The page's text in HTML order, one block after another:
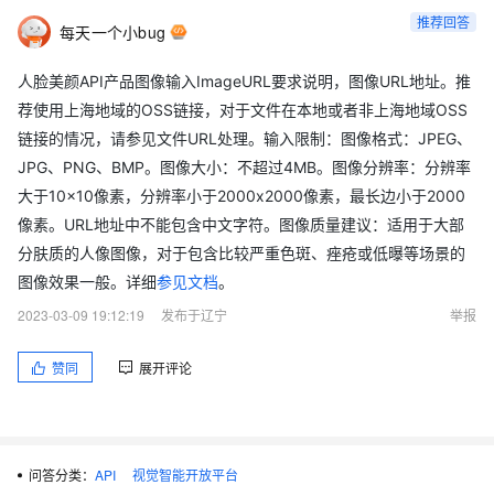
每天一个小bug 推荐回答
人脸美颜API产品图像输入ImageURL要求说明，图像URL地址。推
荐使用上海地域的OSS链接，对于文件在本地或者非上海地域OSS
链接的情况，请参见文件URL处理。输入限制：图像格式：JPEG、
JPG、PNG、BMP。图像大小：不超过4MB。图像分辨率：分辨率
大于10×10像素，分辨率小于2000x2000像素，最长边小于2000
像素。URL地址中不能包含中文字符。图像质量建议：适用于大部
分肤质的人像图像，对于包含比较严重色斑、痤疮或低曝等场景的
图像效果一般。详细参见文档。
2023-03-09 19:12:19
发布于辽宁 举报
赞同 展开评论
问答分类： API
视觉智能开放平台